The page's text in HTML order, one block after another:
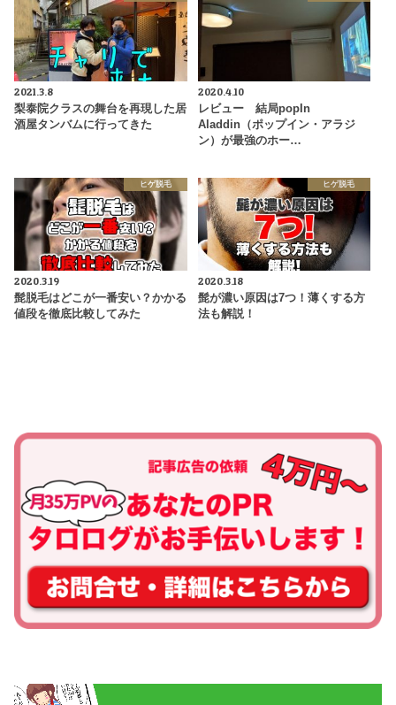
2021.3.8
梨泰院クラスの舞台を再現した居
酒屋タンバムに行ってきた
2020.4.10
レビュー 結局popIn
Aladdin（ポップイン・アラジ
ン）が最強のホー…
ヒゲ脱毛
2020.3.19
髭脱毛はどこが一番安い？かかる
値段を徹底比較してみた
ヒゲ脱毛
2020.3.18
髭が濃い原因は7つ！薄くする方
法も解説！